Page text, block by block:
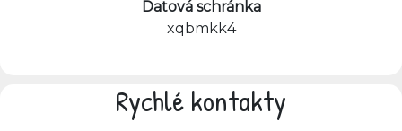
Datová schránka
xqbmkk4
Rychlé kontakty